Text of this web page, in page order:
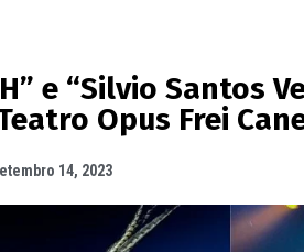
e “Silvio Santos
Opus Frei
14, 2023